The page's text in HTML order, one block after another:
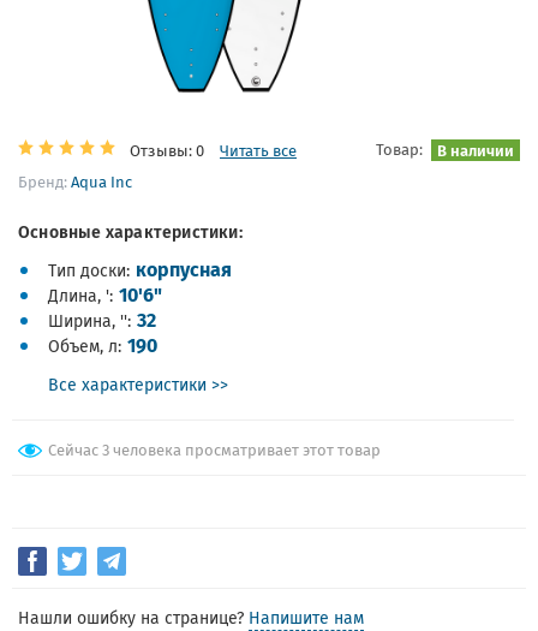
Отзывы: 0 Читать все Товар: В наличии
Бренд:Aqua Inc
Основные характеристики:
Тип доски корпусная
Длина, ' 10'6"
Ширина, '' 32
Объем, л 190
Все характеристики >>
Сейчас 3 человека просматривает этот товар
Нашли ошибку на странице? Напишите нам